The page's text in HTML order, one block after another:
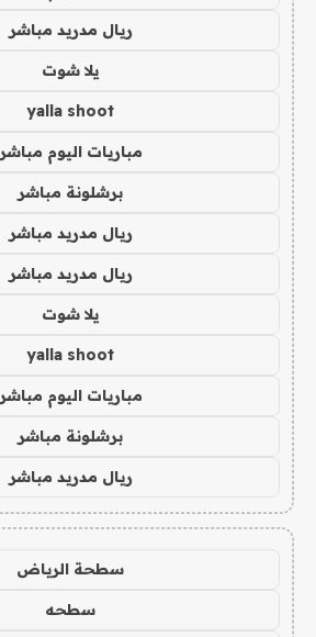
ريال مدريد مباشر
يلا شوت
yalla shoot
مباريات اليوم مباشر
برشلونة مباشر
ريال مدريد مباشر
ريال مدريد مباشر
يلا شوت
yalla shoot
مباريات اليوم مباشر
برشلونة مباشر
ريال مدريد مباشر
سطحة الرياض
سطحه